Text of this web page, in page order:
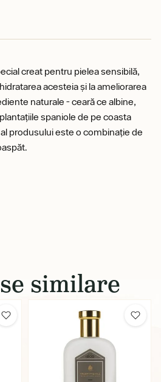
creat pentru pielea sensibilă,
acesteia și la ameliorarea
naturale - ceară ce albine,
spaniole de pe coasta
produsului este o combinație de
similare